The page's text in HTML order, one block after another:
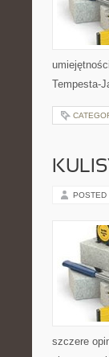
Tempesta-
POSTED
szczere